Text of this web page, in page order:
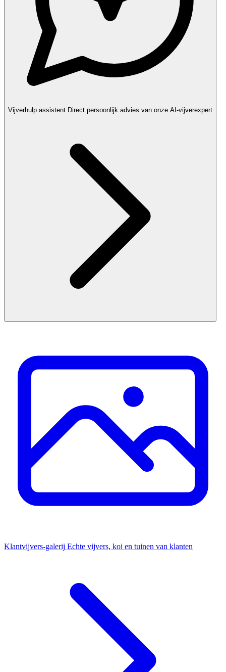
Vijverhulp assistent Direct persoonlijk advies van onze AI-vijverexpert
Klantvijvers-galerij Echte vijvers, koi en tuinen van klanten